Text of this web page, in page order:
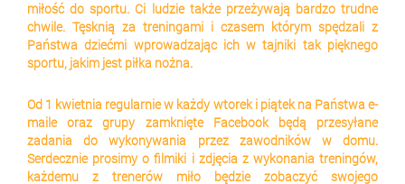
miłość do sportu. Ci ludzie także przeżywają bardzo trudne
chwile. Tęsknią za treningami i czasem którym spędzali z
Państwa dziećmi wprowadzając ich w tajniki tak pięknego
sportu, jakim jest piłka nożna.
Od 1 kwietnia regularnie w każdy wtorek i piątek na Państwa e-
maile oraz grupy zamknięte Facebook będą przesyłane
zadania do wykonywania przez zawodników w domu.
Serdecznie prosimy o filmiki i zdjęcia z wykonania treningów,
każdemu z trenerów miło będzie zobaczyć swojego